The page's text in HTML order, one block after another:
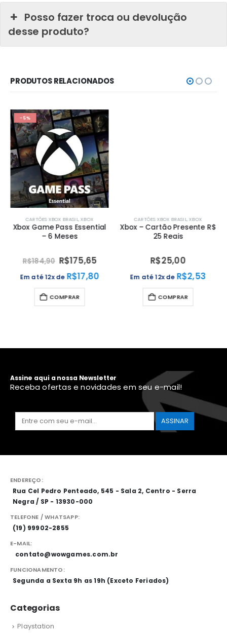
Posso fazer troca ou devolução
desse produto?
PRODUTOS RELACIONADOS
-5%
CARTÕES XBOX BRASIL XBOX
Xbox Game Pass Essential
– 6 Meses
R$184,90 R$175,65
Em até 12x de R$17,80
COMPRAR
CARTÕES XBOX BRASIL XBOX
Xbox – Cartão Presente R$
25 Reais
R$25,00
Em até 12x de R$2,53
COMPRAR
Assine aqui a nossa Newsletter
Receba ofertas e novidades em seu e-mail!
ENDEREÇO:
Rua Cel Pedro Penteado, 545 - Sala 2, Centro - Serra
Negra / SP - 13930-000
TELEFONE / WHATSAPP:
(19) 99902-2855
E-MAIL:
contato@wowgames.com.br
FUNCIONAMENTO:
Segunda a Sexta 9h as 19h (Exceto Feriados)
Categorias
Playstation